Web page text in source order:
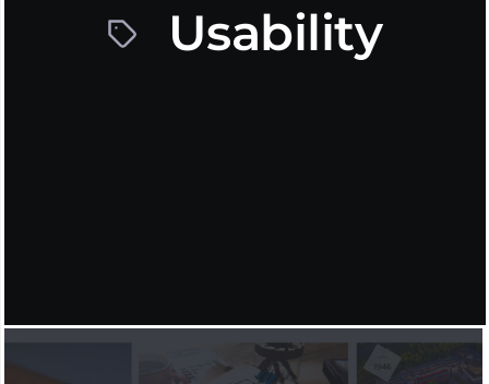
Usability